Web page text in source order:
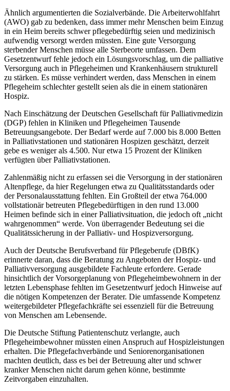
Ähnlich argumentierten die Sozialverbände. Die Arbeiterwohlfahrt
(AWO) gab zu bedenken, dass immer mehr Menschen beim Einzug
in ein Heim bereits schwer pflegebedürftig seien und medizinisch
aufwendig versorgt werden müssten. Eine gute Versorgung
sterbender Menschen müsse alle Sterbeorte umfassen. Dem
Gesetzentwurf fehle jedoch ein Lösungsvorschlag, um die palliative
Versorgung auch in Pflegeheimen und Krankenhäusern strukturell
zu stärken. Es müsse verhindert werden, dass Menschen in einem
Pflegeheim schlechter gestellt seien als die in einem stationären
Hospiz.
Nach Einschätzung der Deutschen Gesellschaft für Palliativmedizin
(DGP) fehlen in Kliniken und Pflegeheimen Tausende
Betreuungsangebote. Der Bedarf werde auf 7.000 bis 8.000 Betten
in Palliativstationen und stationären Hospizen geschätzt, derzeit
gebe es weniger als 4.500. Nur etwa 15 Prozent der Kliniken
verfügten über Palliativstationen.
Zahlenmäßig nicht zu erfassen sei die Versorgung in der stationären
Altenpflege, da hier Regelungen etwa zu Qualitätsstandards oder
der Personalausstattung fehlten. Ein Großteil der etwa 764.000
vollstationär betreuten Pflegebedürftigen in den rund 13.000
Heimen befinde sich in einer Palliativsituation, die jedoch oft „nicht
wahrgenommen“ werde. Von überragender Bedeutung sei die
Qualitätssicherung in der Palliativ- und Hospizversorgung.
Auch der Deutsche Berufsverband für Pflegeberufe (DBfK)
erinnerte daran, dass die Beratung zu Angeboten der Hospiz- und
Palliativversorgung ausgebildete Fachleute erfordere. Gerade
hinsichtlich der Vorsorgeplanung von Pflegeheimbewohnern in der
letzten Lebensphase fehlten im Gesetzentwurf jedoch Hinweise auf
die nötigen Kompetenzen der Berater. Die umfassende Kompetenz
weitergebildeter Pflegefachkräfte sei essenziell für die Betreuung
von Menschen am Lebensende.
Die Deutsche Stiftung Patientenschutz verlangte, auch
Pflegeheimbewohner müssten einen Anspruch auf Hospizleistungen
erhalten. Die Pflegefachverbände und Seniorenorganisationen
machten deutlich, dass es bei der Betreuung alter und schwer
kranker Menschen nicht darum gehen könne, bestimmte
Zeitvorgaben einzuhalten.